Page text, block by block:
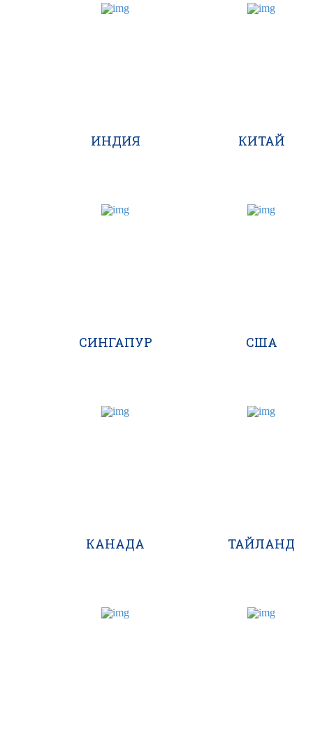
ИНДИЯ КИТАЙ
СИНГАПУР США
КАНАДА ТАЙЛАНД